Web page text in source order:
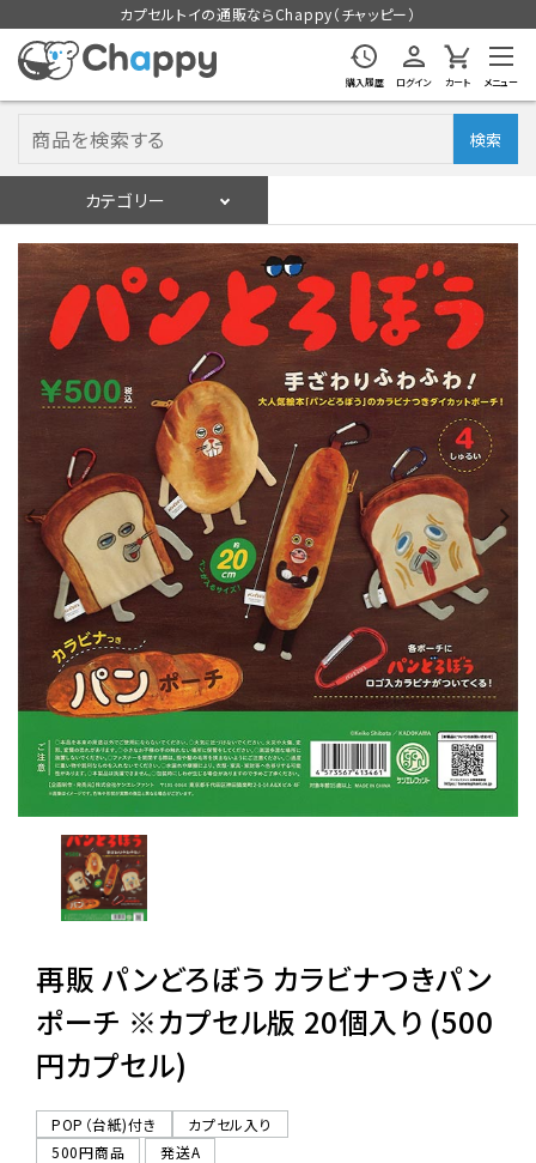
カプセルトイの通販ならChappy（チャッピー）
購入履歴 ログイン カート メニュー
検索
カテゴリー
ログイン 会員登録
入荷スケジュールをチェック
カプセルトイマシン本体
カプセルトイ
販促用空カプセル
レンタル
景品・玩具・文具
販促用カプセルトイ
06-6282-7659
再販 パンどろぼう カラビナつきパン
ポーチ ※カプセル版 20個入り (500
円カプセル)
POP（台紙)付き
カプセル入り
500円商品
発送A